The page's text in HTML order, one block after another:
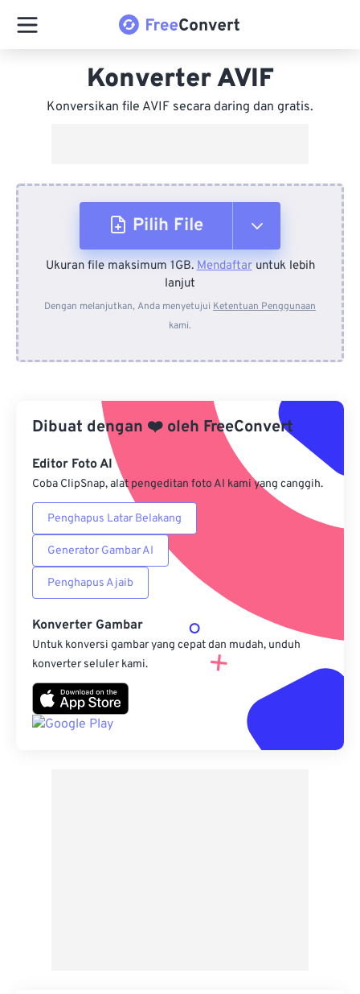
Konverter AVIF
Konversikan file AVIF secara daring dan gratis.
Pilih File
Dari Perangkat
Dari Dropbox
Dari Url
Ukuran file maksimum 1GB.Mendaftaruntuk lebih
lanjut
Dengan melanjutkan, Anda menyetujui Ketentuan Penggunaan
kami.
Dibuat dengan ❤️ oleh FreeConvert
Editor Foto AI
Coba ClipSnap, alat pengeditan foto AI kami yang canggih.
Penghapus Latar Belakang
Generator Gambar AI
Penghapus Ajaib
Konverter Gambar
Untuk konversi gambar yang cepat dan mudah, unduh
konverter seluler kami.